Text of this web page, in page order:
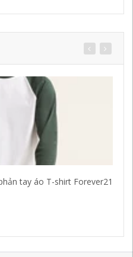
tay áo T-shirt Forever21